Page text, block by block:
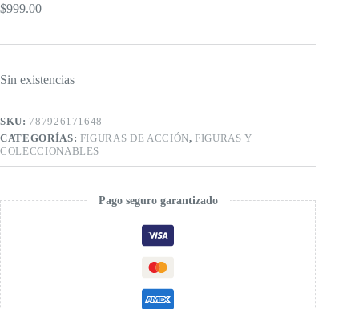
$999.00
Sin existencias
SKU: 787926171648
CATEGORÍAS: FIGURAS DE ACCIÓN,FIGURAS Y
COLECCIONABLES
Pago seguro garantizado